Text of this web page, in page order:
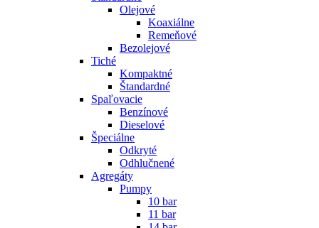
Olejové
Koaxiálne
Remeňové
Bezolejové
Tiché
Kompaktné
Štandardné
Spaľovacie
Benzínové
Dieselové
Špeciálne
Odkryté
Odhlučnené
Agregáty
Pumpy
10 bar
11 bar